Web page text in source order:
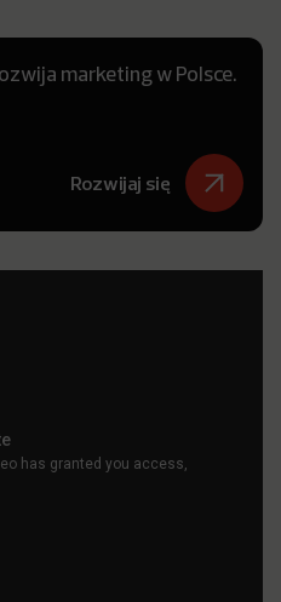
marketing w Polsce.
Rozwijaj się